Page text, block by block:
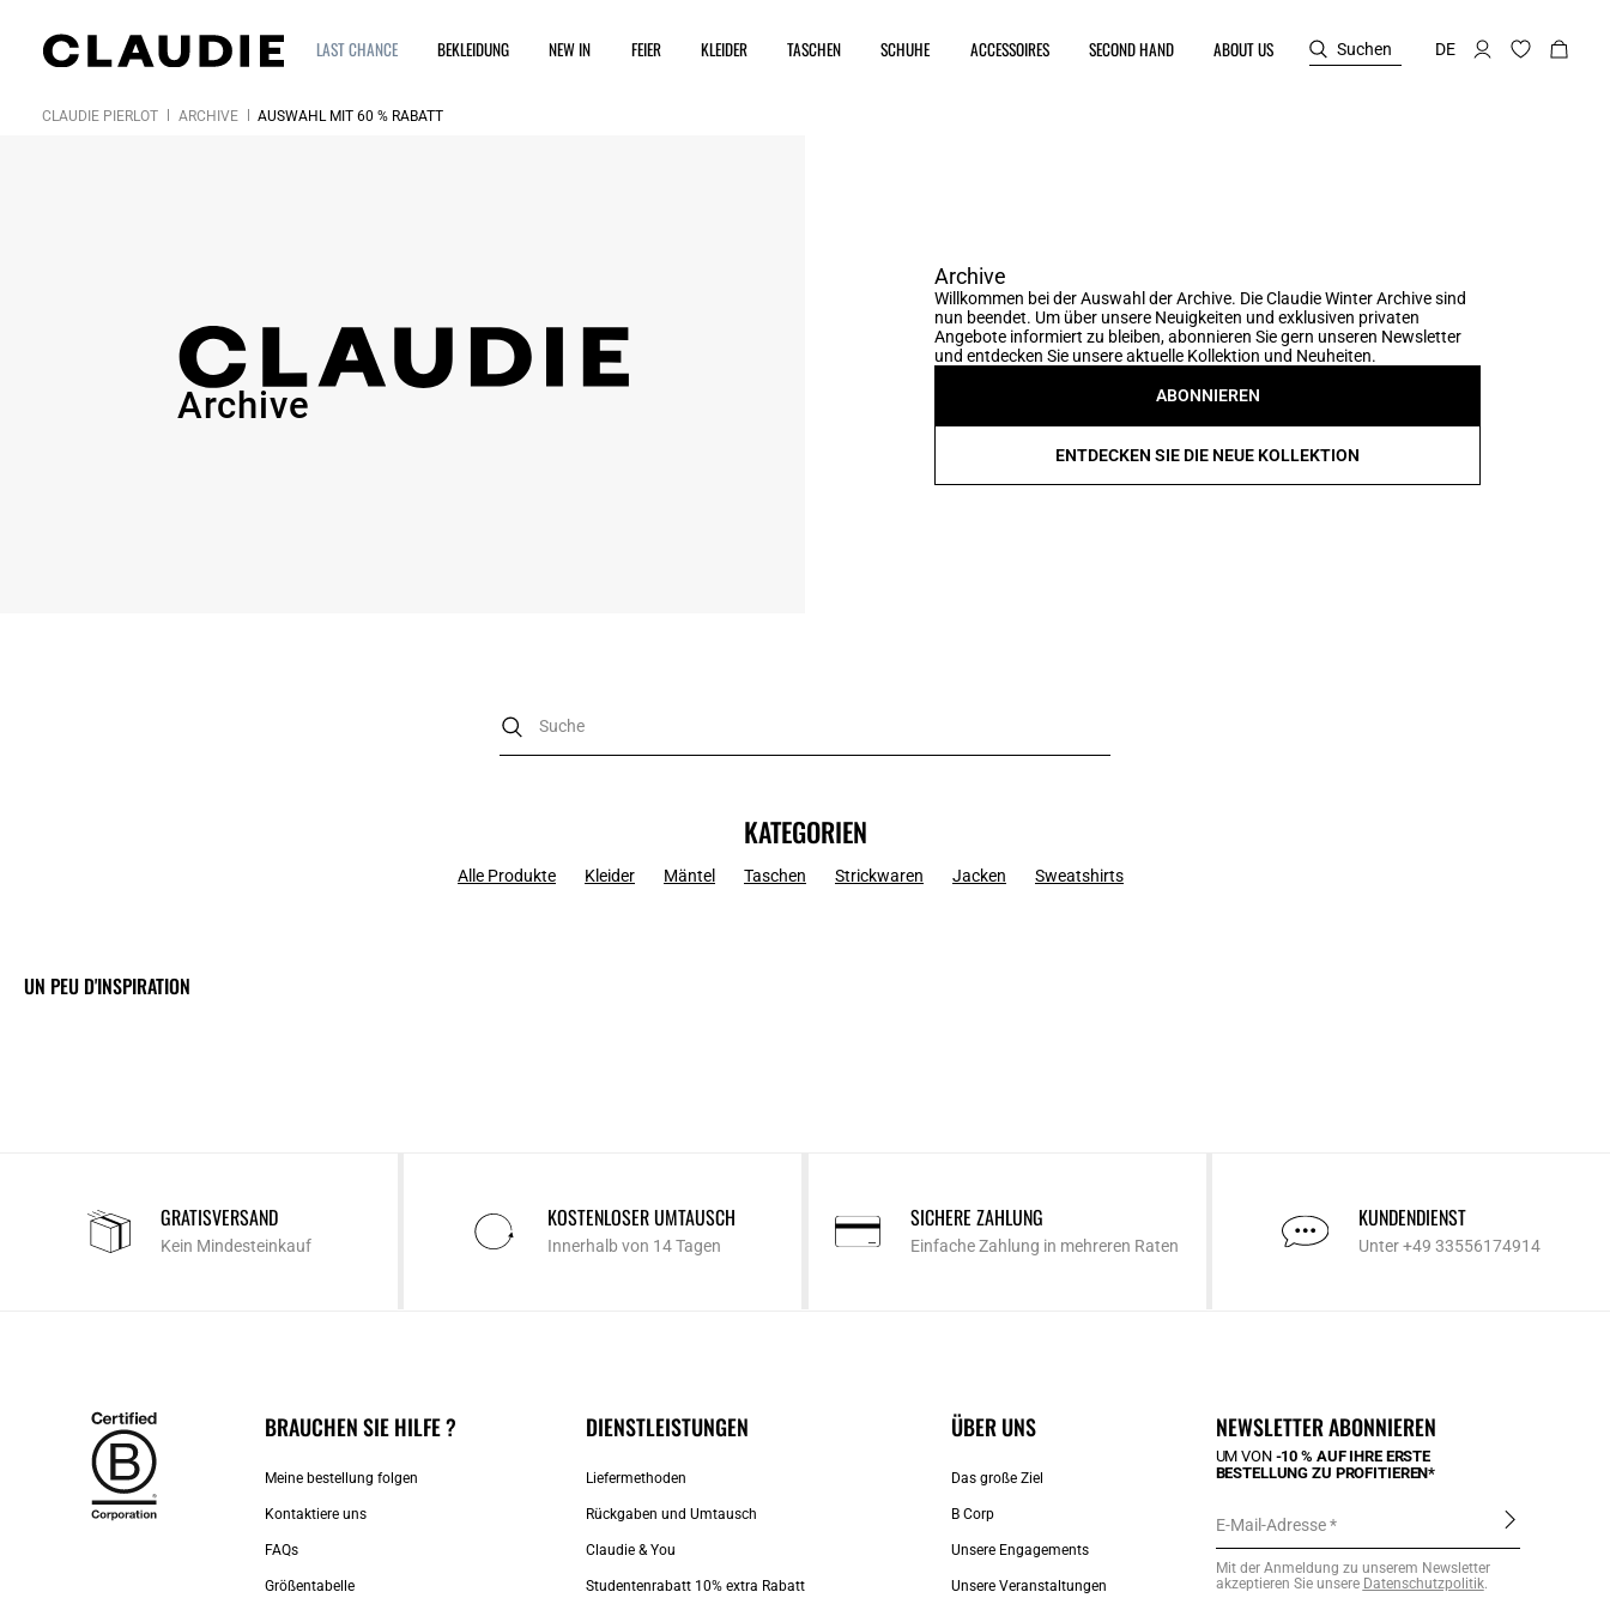
LAST CHANCE BEKLEIDUNG NEW IN FEIER KLEIDER TASCHEN SCHUHE ACCESSOIRES SECOND HAND ABOUT US Suchen DE
CLAUDIE PIERLOT ARCHIVE AUSWAHL MIT 60 % RABATT
Archive
Archive
Willkommen bei der Auswahl der Archive. Die Claudie Winter Archive sind
nun beendet. Um über unsere Neuigkeiten und exklusiven privaten
Angebote informiert zu bleiben, abonnieren Sie gern unseren Newsletter
und entdecken Sie unsere aktuelle Kollektion und Neuheiten.
ABONNIEREN
ENTDECKEN SIE DIE NEUE KOLLEKTION
KATEGORIEN
Alle Produkte Kleider Mäntel Taschen Strickwaren Jacken Sweatshirts
UN PEU D'INSPIRATION
GRATISVERSAND
Kein Mindesteinkauf
KOSTENLOSER UMTAUSCH
Innerhalb von 14 Tagen
SICHERE ZAHLUNG
Einfache Zahlung in mehreren Raten
KUNDENDIENST
Unter +49 33556174914
BRAUCHEN SIE HILFE ?
Meine bestellung folgen
Kontaktiere uns​
FAQs
Größentabelle
DIENSTLEISTUNGEN
Liefermethoden
Rückgaben und Umtausch
Claudie & You
Studentenrabatt 10% extra Rabatt
ÜBER UNS
Das große Ziel
B Corp
Unsere Engagements
Unsere Veranstaltungen
NEWSLETTER ABONNIEREN
UM VON -10 % AUF IHRE ERSTE
BESTELLUNG ZU PROFITIEREN*
E-Mail-Adresse
Mit der Anmeldung zu unserem Newsletter
akzeptieren Sie unsere Datenschutzpolitik.